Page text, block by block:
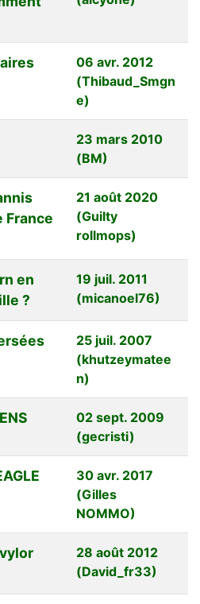
06 avr. 2012
(Thibaud_Smgn
e)
23 mars 2010
(BM)
France
21 août 2020
(Guilty
rollmops)
en
?
19 juil. 2011
(micanoel76)
25 juil. 2007
(khutzeymatee
n)
02 sept. 2009
(gecristi)
30 avr. 2017
(Gilles
NOMMO)
28 août 2012
(David_fr33)